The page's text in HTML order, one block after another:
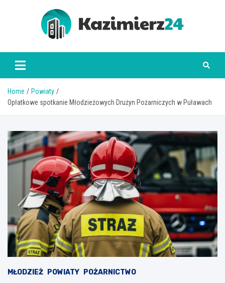
kazimierz24.pl
Home
Powiaty
Opłatkowe spotkanie Młodzieżowych Drużyn Pożarniczych w Puławach
MŁODZIEŻ POWIATY POŻARNICTWO